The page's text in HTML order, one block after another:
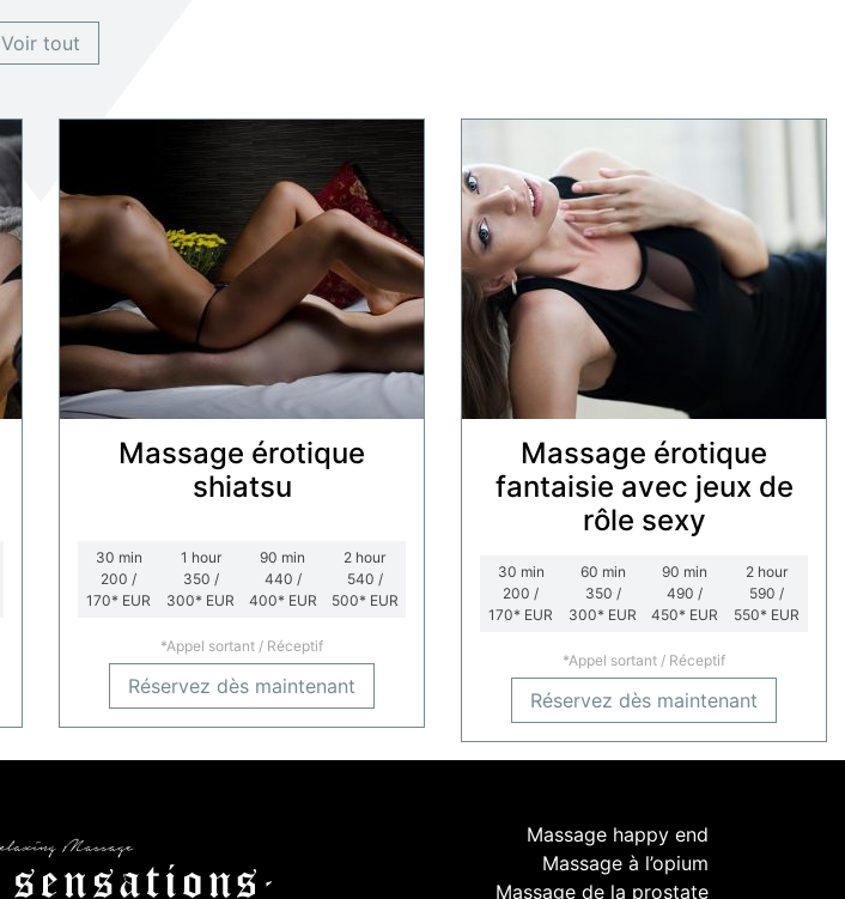
Voir tout
Massage érotique
shiatsu
30 min
200 /
170* EUR
1 hour
350 /
300* EUR
90 min
440 /
400* EUR
2 hour
540 /
500* EUR
*Appel sortant / Réceptif
Réservez dès maintenant
Massage érotique
fantaisie avec jeux de
rôle sexy
30 min
200 /
170* EUR
60 min
350 /
300* EUR
90 min
490 /
450* EUR
2 hour
590 /
550* EUR
*Appel sortant / Réceptif
Réservez dès maintenant
Massage happy end
Massage à l’opium
Massage de la prostate